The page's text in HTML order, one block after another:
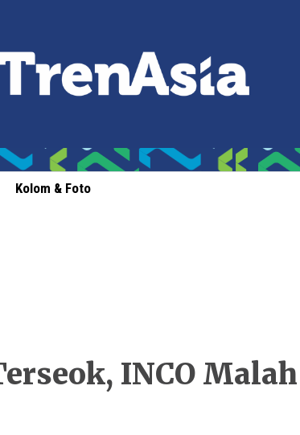
Kolom & Foto
INCO